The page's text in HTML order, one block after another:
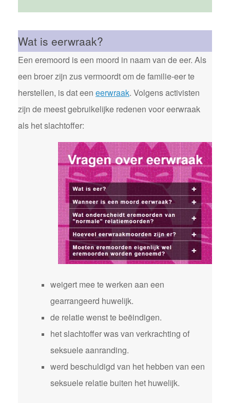
Wat is eerwraak?
Een eremoord is een moord in naam van de eer. Als
een broer zijn zus vermoordt om de familie-eer te
herstellen, is dat een eerwraak. Volgens activisten
zijn de meest gebruikelijke redenen voor eerwraak
als het slachtoffer:
weigert mee te werken aan een
gearrangeerd huwelijk.
de relatie wenst te beëindigen.
het slachtoffer was van verkrachting of
seksuele aanranding.
werd beschuldigd van het hebben van een
seksuele relatie buiten het huwelijk.